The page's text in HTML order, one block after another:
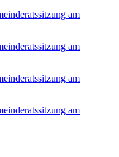
am
am
am
am